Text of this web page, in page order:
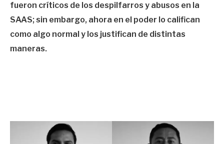
fueron críticos de los despilfarros y abusos en la
SAAS; sin embargo, ahora en el poder lo califican
como algo normal y los justifican de distintas
maneras.